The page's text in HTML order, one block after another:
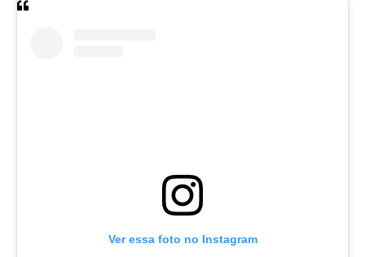
Ver essa foto no Instagram